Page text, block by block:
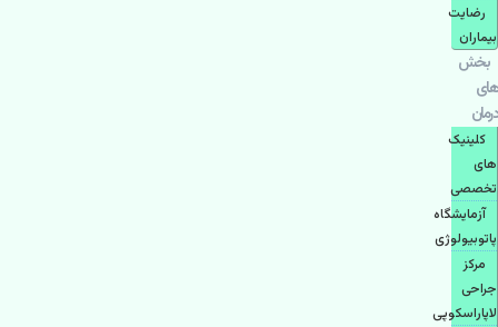
رضایت
بیماران
بخش
های
درمان
کلینیک
های
تخصصی
آزمایشگاه
پاتوبیولوژی
مرکز
جراحی
لاپاراسکوپی